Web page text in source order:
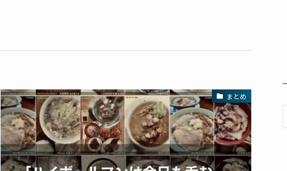
まとめ